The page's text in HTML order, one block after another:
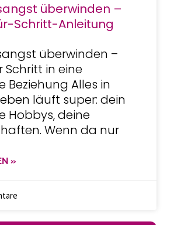
überwinden –
Schritt-Anleitung
überwinden –
Schritt in eine
Beziehung Alles in
läuft super: dein
Hobbys, deine
Wenn da nur
»